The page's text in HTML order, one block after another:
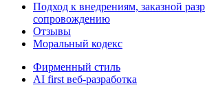
Подход к внедрениям, заказной
сопровождению
Отзывы
Моральный кодекс
Фирменный стиль
AI first веб-разработка